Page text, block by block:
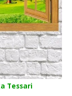
Tessari